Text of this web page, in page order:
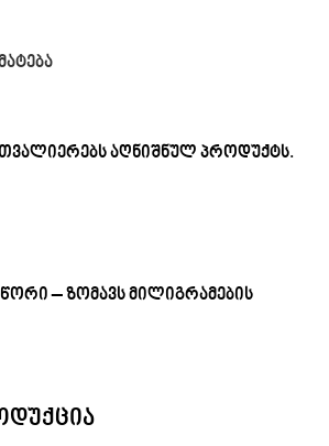
აღნიშნულ პროდუქტს.
– ზომავს მილიგრამების